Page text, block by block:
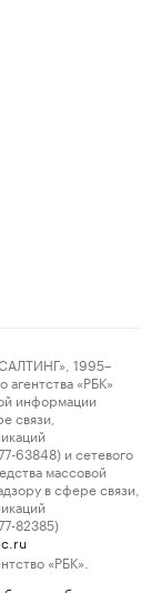
1995–
«РБК»
информации
связи,
63848) и сетевого
массовой
в сфере связи,
82385)
«РБК».